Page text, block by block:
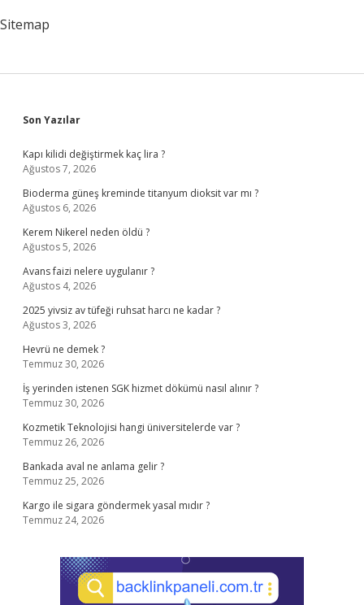
Sitemap
Sidebar
Son Yazılar
Kapı kilidi değiştirmek kaç lira ?
Ağustos 7, 2026
Bioderma güneş kreminde titanyum dioksit var mı ?
Ağustos 6, 2026
Kerem Nikerel neden öldü ?
Ağustos 5, 2026
Avans faizi nelere uygulanır ?
Ağustos 4, 2026
2025 yivsiz av tüfeği ruhsat harcı ne kadar ?
Ağustos 3, 2026
Hevrü ne demek ?
Temmuz 30, 2026
İş yerinden istenen SGK hizmet dökümü nasıl alınır ?
Temmuz 30, 2026
Kozmetik Teknolojisi hangi üniversitelerde var ?
Temmuz 26, 2026
Bankada aval ne anlama gelir ?
Temmuz 25, 2026
Kargo ile sigara göndermek yasal mıdır ?
Temmuz 24, 2026